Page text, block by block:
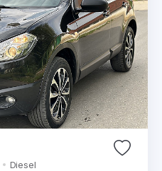
Diesel